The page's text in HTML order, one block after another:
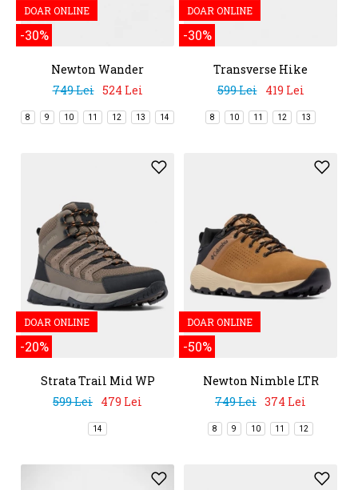
DOAR ONLINE
-30%
Newton Wander
749 Lei 524 Lei
8 9 10 11 12 13 14
DOAR ONLINE
-30%
Transverse Hike
Waterproof
599 Lei 419 Lei
8 10 11 12 13
DOAR ONLINE
-20%
Strata Trail Mid WP
599 Lei 479 Lei
14
DOAR ONLINE
-50%
Newton Nimble LTR
749 Lei 374 Lei
8 9 10 11 12